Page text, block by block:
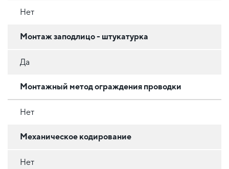
Нет
Монтаж заподлицо - штукатурка
Да
Монтажный метод ограждения проводки
Нет
Механическое кодирование
Нет